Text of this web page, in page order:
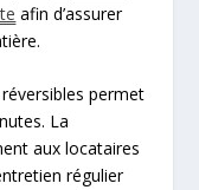
afin d’assurer
permet
La
aux locataires
régulier